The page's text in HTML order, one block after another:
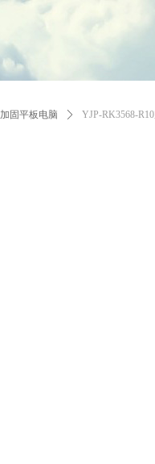
加固平板电脑 ꄲ YJP-RK3568-